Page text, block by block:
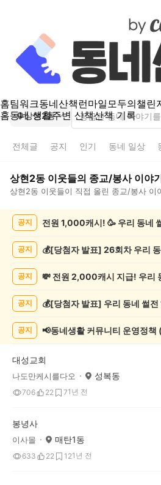
홈팀워크동네산책런마일모두의챌린
홈동네 생활주변 산책산책 기록
상현2동
전체글 공지 인기 동네 일상
상현2동 이웃들의 종교/봉사이야
상현2동 이웃들이 직접 올린 종교/봉사 이
교/
목
공지 전원 1,000캐시! 🥳 우리 동네
공지
공지
공지
공지 📢동네생활 커뮤니티 운영정
대성교회
나도만케시를다오 성복동
706 22 71년 전
봉녕사
이사몰 매탄1동
633 22 121년 전